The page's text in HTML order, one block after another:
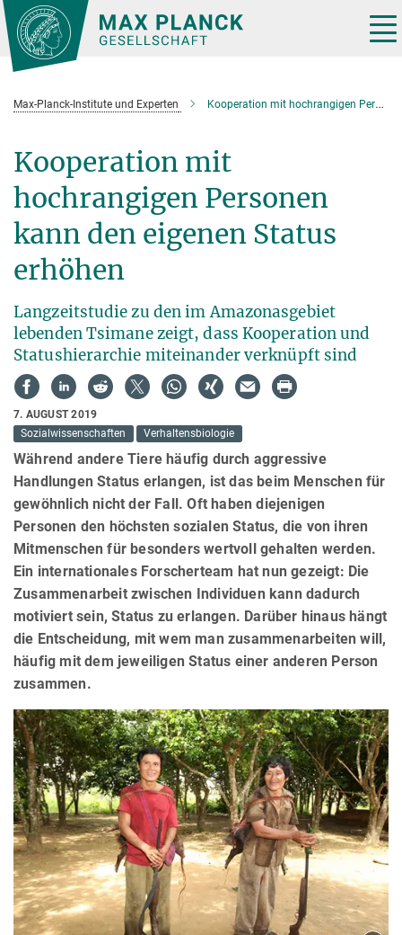
Hauptinhalt
Max-Planck-Institute und Experten Kooperation mit hochrangigen Personen kann den eigenen Status erhöhen
Kooperation mit
hochrangigen Personen
kann den eigenen Status
erhöhen
Langzeitstudie zu den im Amazonasgebiet
lebenden Tsimane zeigt, dass Kooperation und
Statushierarchie miteinander verknüpft sind
7. AUGUST 2019
Sozialwissenschaften
Verhaltensbiologie
Während andere Tiere häufig durch aggressive
Handlungen Status erlangen, ist das beim Menschen für
gewöhnlich nicht der Fall. Oft haben diejenigen
Personen den höchsten sozialen Status, die von ihren
Mitmenschen für besonders wertvoll gehalten werden.
Ein internationales Forscherteam hat nun gezeigt: Die
Zusammenarbeit zwischen Individuen kann dadurch
motiviert sein, Status zu erlangen. Darüber hinaus hängt
die Entscheidung, mit wem man zusammenarbeiten will,
häufig mit dem jeweiligen Status einer anderen Person
zusammen.